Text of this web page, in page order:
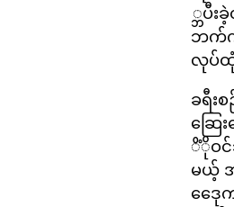
ဘပီး
ဘက်က
လုပ်ထုံ
ခရီး
ဆြေ
ဝင်ဘ
မယ့်
ဒေေု